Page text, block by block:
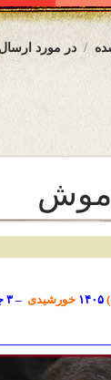
در مورد
۱۴۰۵ خورشیدی – ۳ جون